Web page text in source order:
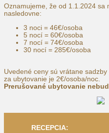
Oznamujeme, že od 1.1.2024 sa
nasledovne:
3 noci = 46€/osoba
5 nocí = 60€/osoba
7 nocí = 74€/osoba
30 nocí = 285€/osoba
Uvedené ceny sú vrátane
za ubytovanie je 2€/osoba/noc.
Prerušované ubytovanie
RECEPCIA: